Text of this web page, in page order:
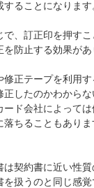
ることになります
、訂正印を押す
防止する効果があ
正テープを利用
したのかわから
ド会社によって
ちることもあり
は契約書に近い性
扱うのと同じ感